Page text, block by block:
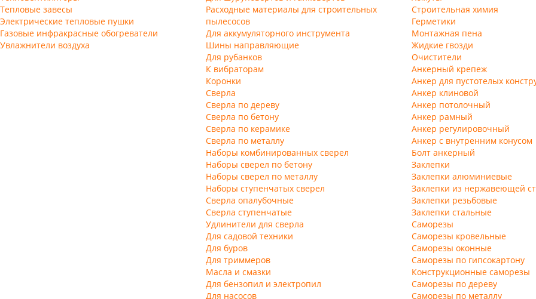
Тепловые завесы
Электрические тепловые пушки
Газовые инфракрасные обогреватели
Увлажнители воздуха
Расходные материалы для строительных
пылесосов
Для аккумуляторного инструмента
Шины направляющие
Для рубанков
К вибраторам
Коронки
Сверла
Сверла по дереву
Сверла по бетону
Сверла по керамике
Сверла по металлу
Наборы комбинированных сверел
Наборы сверел по бетону
Наборы сверел по металлу
Наборы ступенчатых сверел
Сверла опалубочные
Сверла ступенчатые
Удлинители для сверла
Для садовой техники
Для буров
Для триммеров
Масла и смазки
Для бензопил и электропил
Для насосов
Строительная химия
Герметики
Монтажная пена
Жидкие гвозди
Очистители
Анкерный крепеж
Анкер для пустотелых
Анкер клиновой
Анкер потолочный
Анкер рамный
Анкер регулировочный
Анкер с внутренним конусом
Болт анкерный
Заклепки
Заклепки алюминиевые
Заклепки из нержавеющей
Заклепки резьбовые
Заклепки стальные
Саморезы
Саморезы кровельные
Саморезы оконные
Саморезы по гипсокартону
Конструкционные саморезы
Саморезы по дереву
Саморезы по металлу